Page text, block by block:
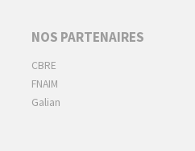
NOS PARTENAIRES
CBRE
FNAIM
Galian